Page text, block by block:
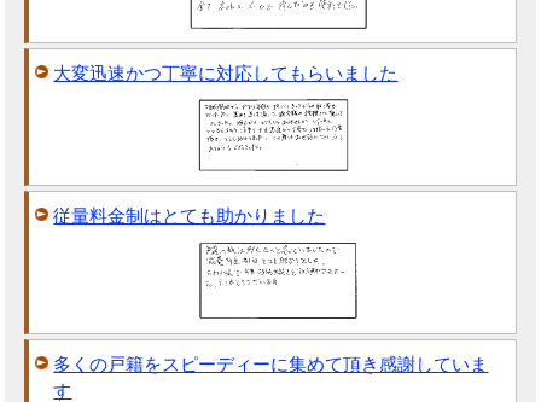
大変迅速かつ丁寧に対応してもらいました
従量料金制はとても助かりました
多くの戸籍をスピーディーに集めて頂き感謝していま
す